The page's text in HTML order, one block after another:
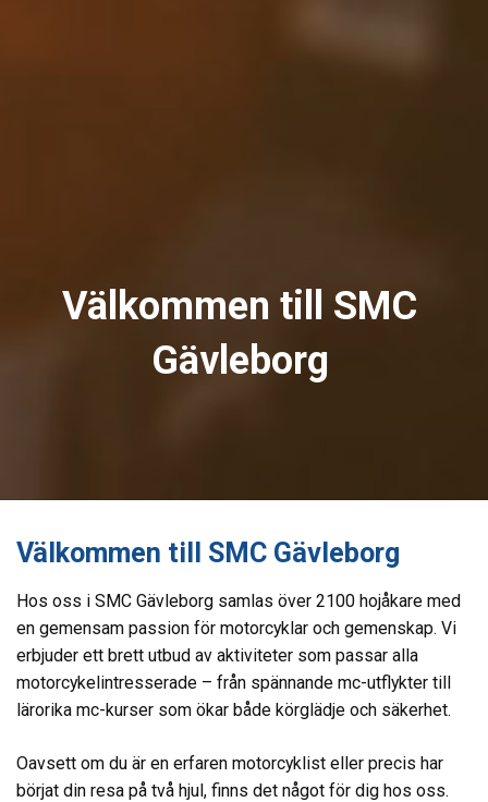
Välkommen till SMC
Gävleborg
Välkommen till SMC Gävleborg
Hos oss i SMC Gävleborg samlas över 2100 hojåkare med
en gemensam passion för motorcyklar och gemenskap. Vi
erbjuder ett brett utbud av aktiviteter som passar alla
motorcykelintresserade – från spännande mc-utflykter till
lärorika mc-kurser som ökar både körglädje och säkerhet.
Oavsett om du är en erfaren motorcyklist eller precis har
börjat din resa på två hjul, finns det något för dig hos oss.